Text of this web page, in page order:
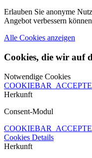
Erlauben Sie anonyme
Angebot verbessern
Alle Cookies anzeigen
Cookies, die wir auf
Notwendige Cookies
Herkunft
Consent-Modul
Cookies Details
Herkunft